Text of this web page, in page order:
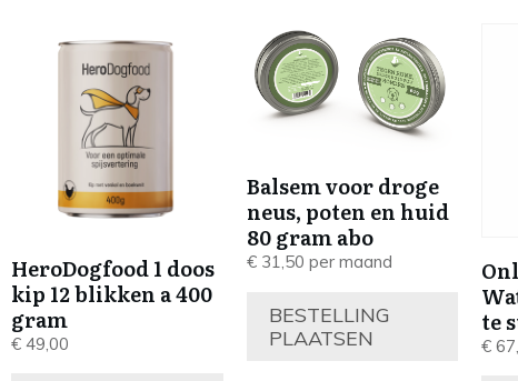
HeroDogfood 1 doos
kip 12 blikken a 400
gram
€ 49,00
Balsem voor droge
neus, poten en huid
80 gram abo
€31,50 per maand
BESTELLING
PLAATSEN
te
€